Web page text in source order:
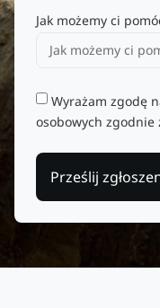
Jak możemy ci
Wyrażam zgodę
osobowych zgodnie
Prześlij